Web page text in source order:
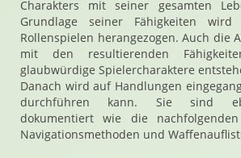
Charakters mit seiner gesamten
Grundlage seiner Fähigkeiten
Rollenspielen herangezogen. Auch die
mit den resultierenden
glaubwürdige Spielercharaktere
Danach wird auf Handlungen
durchführen kann. Sie sind
dokumentiert wie die nachfolgenden
Navigationsmethoden und